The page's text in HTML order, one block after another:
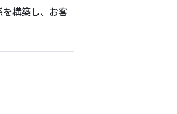
構築し、お客